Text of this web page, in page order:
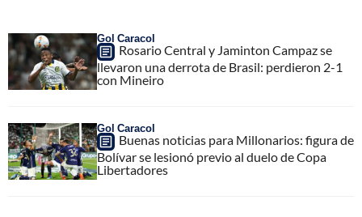
Gol Caracol
Rosario Central y Jaminton Campaz se
llevaron una derrota de Brasil: perdieron 2-1
con Mineiro
Gol Caracol
Buenas noticias para Millonarios: figura de
Bolívar se lesionó previo al duelo de Copa
Libertadores